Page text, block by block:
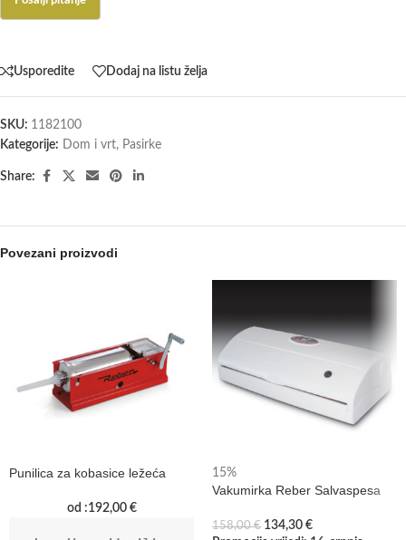
Usporedite Dodaj na listu želja
SKU: 1182100
Kategorije: Dom i vrt, Pasirke
Share:
Povezani proizvodi
Punilica za kobasice ležeća
od :192,00 €
15%
Vakumirka Reber Salvaspesa
158,00€ 134,30 €